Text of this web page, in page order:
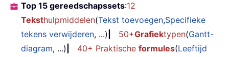
Top 15 gereedschapssets:12
Teksthulpmiddelen(Tekst toevoegen,Specifieke
tekens verwijderen, ...) 50+Grafiektypen(Gantt-
diagram, ...) 40+ Praktische formules(Leeftijd